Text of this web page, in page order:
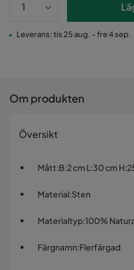
Leverans: tis 25 aug. - fre 4 sep.
Om produkten
Översikt
Mått:B:2 cm L:30 cm
Material:Sten
Materialtyp:100%
Färgnamn:Flerfärgad